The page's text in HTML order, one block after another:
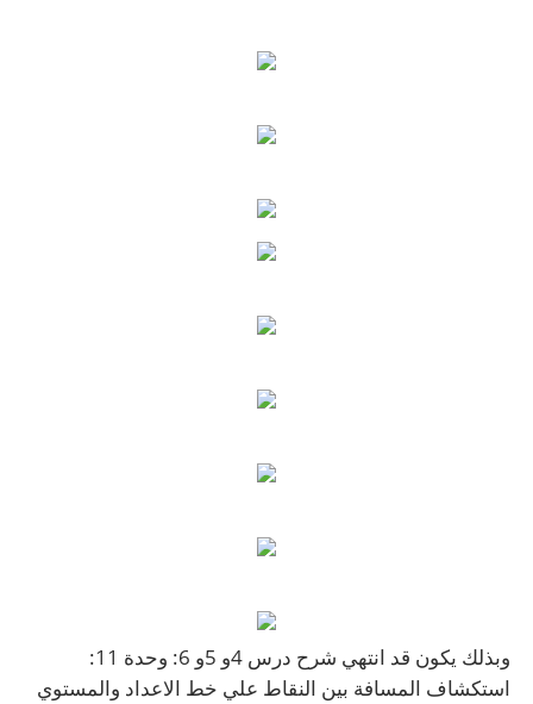
وبذلك يكون قد انتهي شرح درس 4و 5و 6: وحدة 11:
استكشاف المسافة بين النقاط علي خط الاعداد والمستوي